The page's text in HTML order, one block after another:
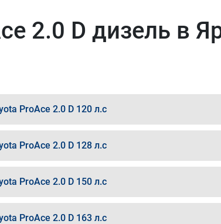
2.0 D дизель в
ProAce 2.0 D 120 л.с
ProAce 2.0 D 128 л.с
ProAce 2.0 D 150 л.с
ProAce 2.0 D 163 л.с